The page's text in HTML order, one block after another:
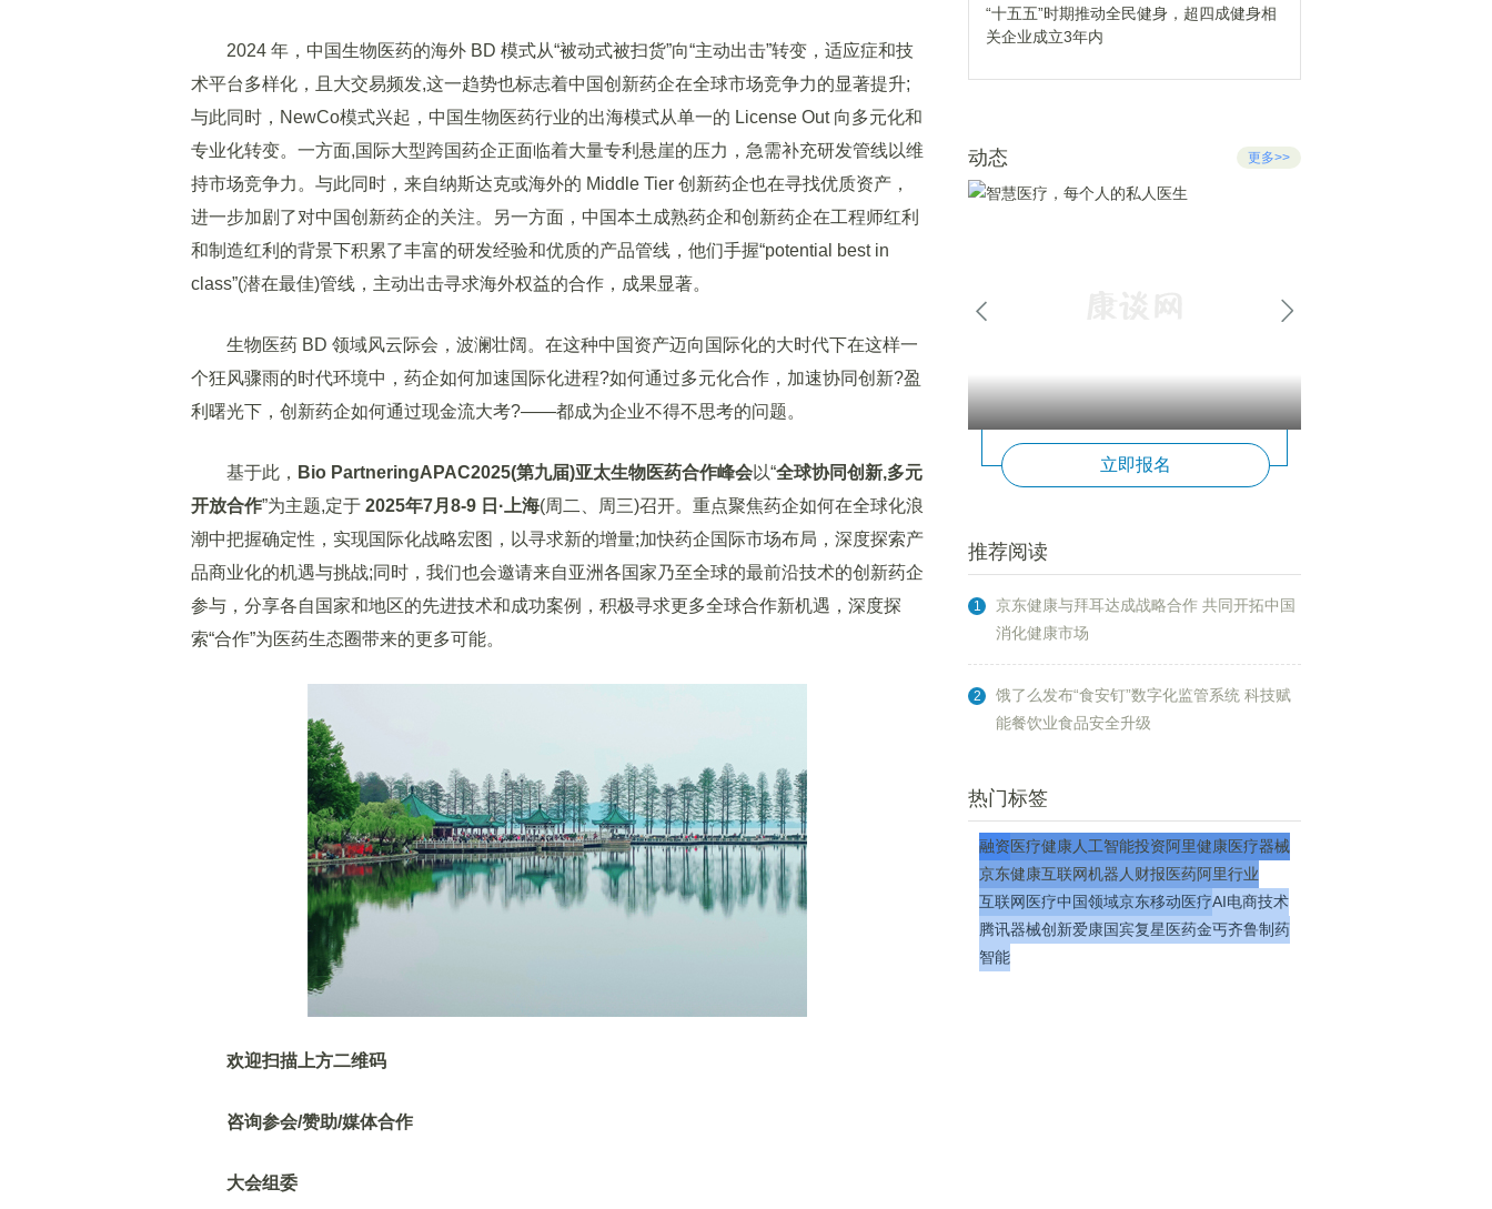
2024 年，中国生物医药的海外 BD 模式从“被动式被扫货”向“主动出击”转变，适应症和技
术平台多样化，且大交易频发,这一趋势也标志着中国创新药企在全球市场竞争力的显著提升;
与此同时，NewCo模式兴起，中国生物医药行业的出海模式从单一的 License Out 向多元化和
专业化转变。一方面,国际大型跨国药企正面临着大量专利悬崖的压力，急需补充研发管线以维
持市场竞争力。与此同时，来自纳斯达克或海外的 Middle Tier 创新药企也在寻找优质资产，
进一步加剧了对中国创新药企的关注。另一方面，中国本土成熟药企和创新药企在工程师红利
和制造红利的背景下积累了丰富的研发经验和优质的产品管线，他们手握“potential best in
class”(潜在最佳)管线，主动出击寻求海外权益的合作，成果显著。
生物医药 BD 领域风云际会，波澜壮阔。在这种中国资产迈向国际化的大时代下在这样一
个狂风骤雨的时代环境中，药企如何加速国际化进程?如何通过多元化合作，加速协同创新?盈
利曙光下，创新药企如何通过现金流大考?——都成为企业不得不思考的问题。
基于此， Bio PartneringAPAC2025(第九届)亚太生物医药合作峰会以“全球协同创新,多元
开放合作”为主题,定于 2025年7月8-9 日·上海(周二、周三)召开。重点聚焦药企如何在全球化浪
潮中把握确定性，实现国际化战略宏图，以寻求新的增量;加快药企国际市场布局，深度探索产
品商业化的机遇与挑战;同时，我们也会邀请来自亚洲各国家乃至全球的最前沿技术的创新药企
参与，分享各自国家和地区的先进技术和成功案例，积极寻求更多全球合作新机遇，深度探
索“合作”为医药生态圈带来的更多可能。
欢迎扫描上方二维码
咨询参会/赞助/媒体合作
大会组委
“十五五”时期推动全民健身，超四成健身相
关企业成立3年内
动态 更多>>
立即报名
推荐阅读
1
京东健康与拜耳达成战略合作 共同开拓中国
消化健康市场
2
饿了么发布“食安钉”数字化监管系统 科技赋
能餐饮业食品安全升级
热门标签
融资医疗健康人工智能投资阿里健康医疗器械
京东健康互联网机器人 财报医药阿里行业
互联网医疗中国领域京东移动医疗AI电商技术
腾讯器械创新爱康国宾复星医药金丐齐鲁制药
智能